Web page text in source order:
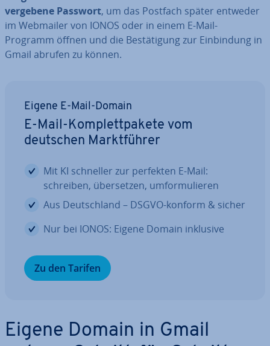
vergebene Passwort, um das Postfach später entweder
im Webmailer von IONOS oder in einem E-Mail-
Programm öffnen und die Be­stä­ti­gung zur Ein­bin­dung in
Gmail abrufen zu können.
Eigene E-Mail-Domain
E-Mail-Kom­plett­pa­ke­te vom
deutschen Markt­füh­rer
Mit KI schneller zur perfekten E-Mail:
schreiben, über­set­zen, um­for­mu­lie­ren
Aus Deutsch­land – DSGVO-konform & sicher
Nur bei IONOS: Eigene Domain inklusive
Zu den Tarifen
Eigene Domain in Gmail